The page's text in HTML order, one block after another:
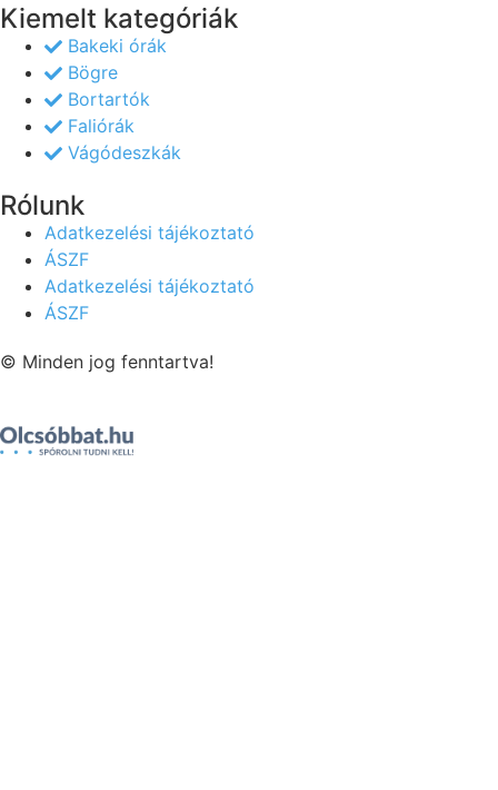
Kiemelt kategóriák
Bakeki órák
Bögre
Bortartók
Faliórák
Vágódeszkák
Rólunk
Adatkezelési tájékoztató
ÁSZF
Adatkezelési tájékoztató
ÁSZF
© Minden jog fenntartva!